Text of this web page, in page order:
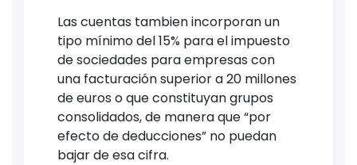
Las cuentas tambien incorporan un
tipo mínimo del 15% para el impuesto
de sociedades para empresas con
una facturación superior a 20 millones
de euros o que constituyan grupos
consolidados, de manera que “por
efecto de deducciones” no puedan
bajar de esa cifra.